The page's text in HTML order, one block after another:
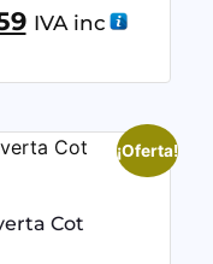
IVA inc
¡Oferta!
Cot